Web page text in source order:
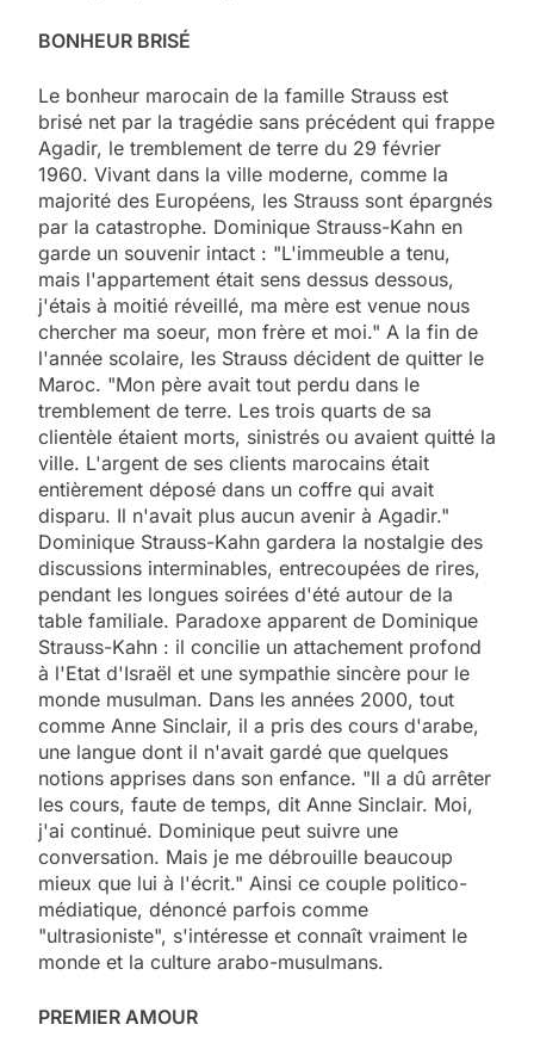
BONHEUR BRISÉ
Le bonheur marocain de la famille Strauss est
brisé net par la tragédie sans précédent qui frappe
Agadir, le tremblement de terre du 29 février
1960. Vivant dans la ville moderne, comme la
majorité des Européens, les Strauss sont épargnés
par la catastrophe. Dominique Strauss-Kahn en
garde un souvenir intact : "L'immeuble a tenu,
mais l'appartement était sens dessus dessous,
j'étais à moitié réveillé, ma mère est venue nous
chercher ma soeur, mon frère et moi." A la fin de
l'année scolaire, les Strauss décident de quitter le
Maroc. "Mon père avait tout perdu dans le
tremblement de terre. Les trois quarts de sa
clientèle étaient morts, sinistrés ou avaient quitté la
ville. L'argent de ses clients marocains était
entièrement déposé dans un coffre qui avait
disparu. Il n'avait plus aucun avenir à Agadir."
Dominique Strauss-Kahn gardera la nostalgie des
discussions interminables, entrecoupées de rires,
pendant les longues soirées d'été autour de la
table familiale. Paradoxe apparent de Dominique
Strauss-Kahn : il concilie un attachement profond
à l'Etat d'Israël et une sympathie sincère pour le
monde musulman. Dans les années 2000, tout
comme Anne Sinclair, il a pris des cours d'arabe,
une langue dont il n'avait gardé que quelques
notions apprises dans son enfance. "Il a dû arrêter
les cours, faute de temps, dit Anne Sinclair. Moi,
j'ai continué. Dominique peut suivre une
conversation. Mais je me débrouille beaucoup
mieux que lui à l'écrit." Ainsi ce couple politico-
médiatique, dénoncé parfois comme
"ultrasioniste", s'intéresse et connaît vraiment le
monde et la culture arabo-musulmans.
PREMIER AMOUR